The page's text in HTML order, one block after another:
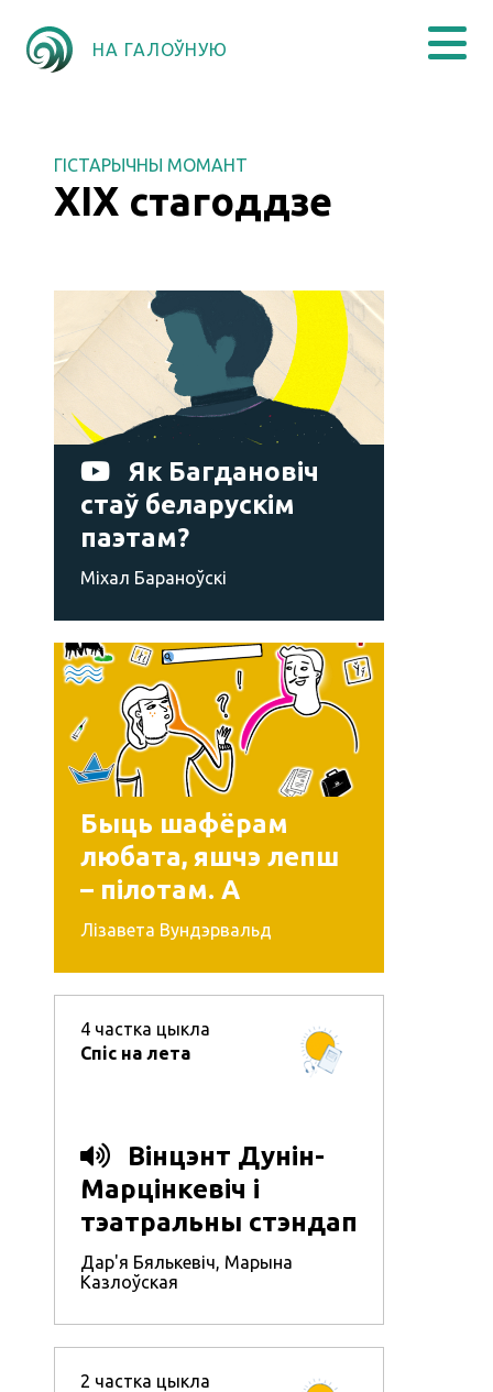
НА ГАЛОЎНУЮ
ГІСТАРЫЧНЫ МОМАНТ
ХІХ стагоддзе
Як Багдановіч
стаў беларускім
паэтам?
Міхал Бараноўскі
Быць шафёрам
любата, яшчэ лепш
– пілотам. А
літаратарам?
Лізавета Вундэрвальд
4 частка цыкла
Спіс на лета
Вінцэнт Дунін-
Марцінкевіч і
тэатральны стэндап
Дар'я Бялькевіч, Марына
Казлоўская
2 частка цыкла